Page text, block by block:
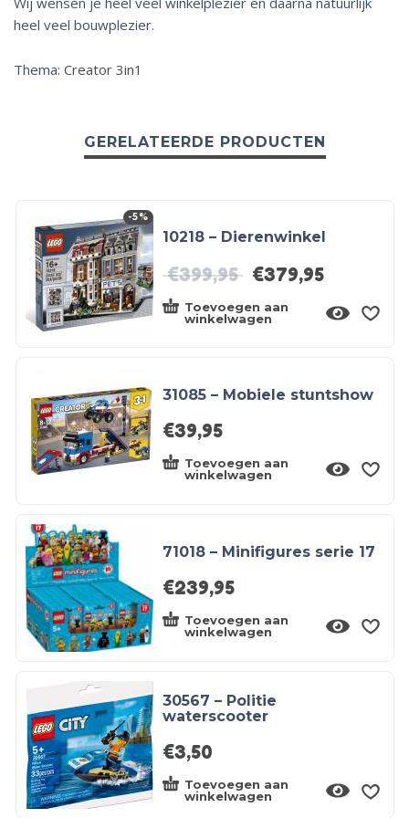
heel veel bouwplezier.
Thema: Creator 3in1
GERELATEERDE PRODUCTEN
-5%
10218 – Dierenwinkel
€399,95 €379,95
Toevoegen aan
winkelwagen
31085 – Mobiele stuntshow
€39,95
Toevoegen aan
winkelwagen
71018 – Minifigures serie 17
€239,95
Toevoegen aan
winkelwagen
30567 – Politie
waterscooter
€3,50
Toevoegen aan
winkelwagen